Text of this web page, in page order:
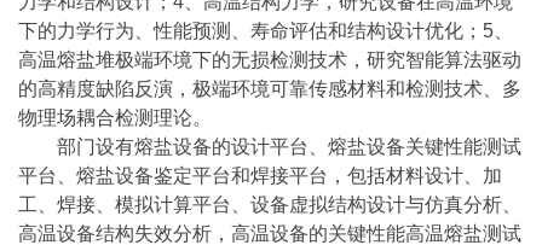
下的力学行为、性能预测、寿命评估和结构设计优化；5、
高温熔盐堆极端环境下的无损检测技术，研究智能算法驱动
的高精度缺陷反演，极端环境可靠传感材料和检测技术、多
物理场耦合检测理论。
部门设有熔盐设备的设计平台、熔盐设备关键性能测试
平台、熔盐设备鉴定平台和焊接平台，包括材料设计、加
工、焊接、模拟计算平台、设备虚拟结构设计与仿真分析、
高温设备结构失效分析，高温设备的关键性能高温熔盐测试